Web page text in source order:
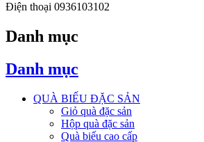
Điện thoại 0936103102
Danh mục
Danh mục
QUÀ BIẾU ĐẶC SẢN
Giỏ quà đặc sản
Hộp quà đặc sản
Quà biếu cao cấp